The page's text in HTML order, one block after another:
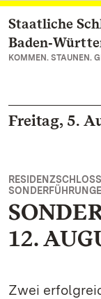
Zum
Staatliche
KOMMEN. STAUNEN.
Freitag, 5.
12.
Zwei